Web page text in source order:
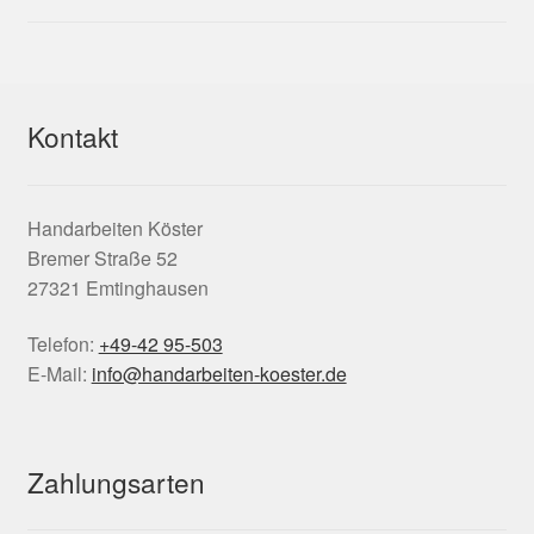
Kontakt
Handarbeiten Köster
Bremer Straße 52
27321 Emtinghausen
Telefon: +49-42 95-503
E-Mail: info@handarbeiten-koester.de
Zahlungsarten